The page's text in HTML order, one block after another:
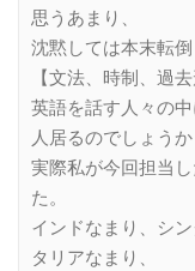
思うあまり、
沈黙しては本末転
【文法、時制、過
英語を話す人々の
人居るのでしょうか
実際私が今回担当
た。
インドなまり、シ
タリアなまり、